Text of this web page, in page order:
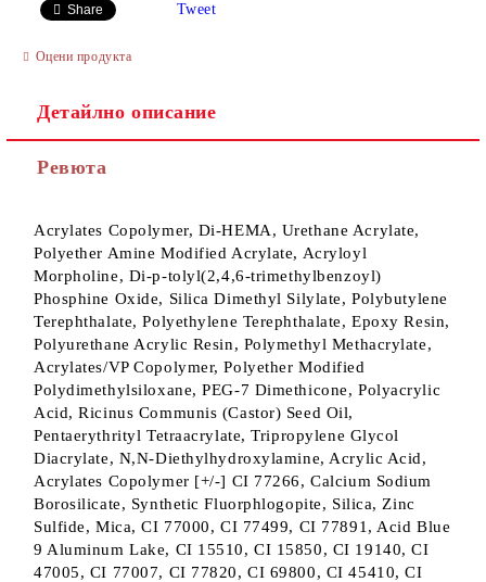
Share Tweet
Оцени продукта
Детайлно описание
Ревюта
Acrylates Copolymer, Di-HEMA, Urethane Acrylate,
Polyether Amine Modified Acrylate, Acryloyl
Morpholine, Di-p-tolyl(2,4,6-trimethylbenzoyl)
Phosphine Oxide, Silica Dimethyl Silylate, Polybutylene
Terephthalate, Polyethylene Terephthalate, Epoxy Resin,
Polyurethane Acrylic Resin, Polymethyl Methacrylate,
Acrylates/VP Copolymer, Polyether Modified
Polydimethylsiloxane, PEG-7 Dimethicone, Polyacrylic
Acid, Ricinus Communis (Castor) Seed Oil,
Pentaerythrityl Tetraacrylate, Tripropylene Glycol
Diacrylate, N,N-Diethylhydroxylamine, Acrylic Acid,
Acrylates Copolymer [+/-] CI 77266, Calcium Sodium
Borosilicate, Synthetic Fluorphlogopite, Silica, Zinc
Sulfide, Mica, CI 77000, CI 77499, CI 77891, Acid Blue
9 Aluminum Lake, CI 15510, CI 15850, CI 19140, CI
47005, CI 77007, CI 77820, CI 69800, CI 45410, CI